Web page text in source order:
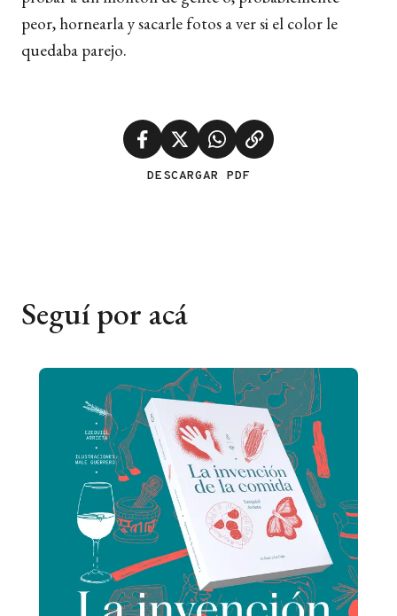
peor, hornearla y sacarle fotos a ver si el color le
quedaba parejo.
DESCARGAR PDF
Seguí por acá